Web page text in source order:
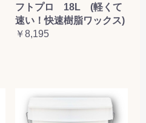
フトプロ 18L (軽くて
速い！快速樹脂ワックス)
￥8,195